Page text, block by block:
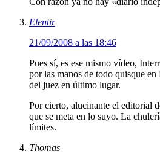
Elentir
21/09/2008 a las 18:46
Pues sí, es ese mismo vídeo,
por las manos de todo quisque
del juez en último lugar.
Por cierto, alucinante el editorial
que se meta en lo suyo. La
límites.
Thomas